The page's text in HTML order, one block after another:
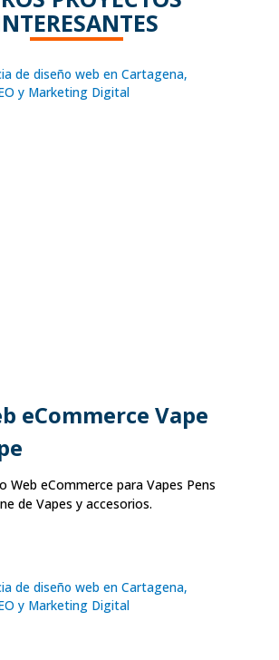
eCommerce Vape
Web eCommerce para Vapes Pens
de Vapes y accesorios.